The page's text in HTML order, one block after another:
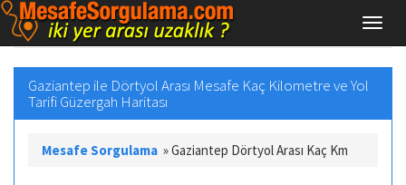
Gaziantep ile Dörtyol Arası Mesafe Kaç Kilometre ve Yol
Tarifi Güzergah Haritası
Mesafe Sorgulama »Gaziantep Dörtyol Arası Kaç Km